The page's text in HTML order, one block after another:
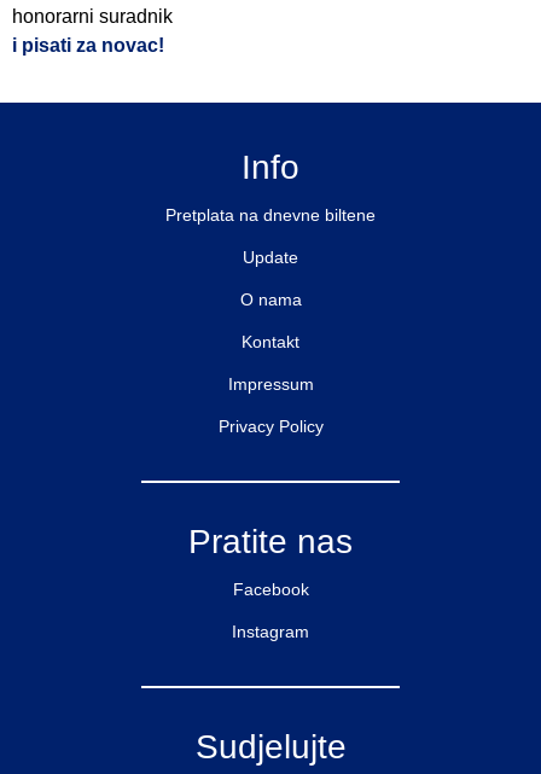
honorarni suradnik
i pisati za novac!
Info
Pretplata na dnevne biltene
Update
O nama
Kontakt
Impressum
Privacy Policy
Pratite nas
Facebook
Instagram
Sudjelujte